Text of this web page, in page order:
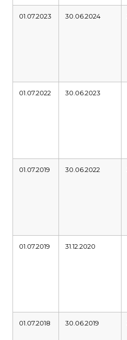
01.07.2023 30.06.2024
01.07.2022 30.06.2023
01.07.2019 30.06.2022
01.07.2019 31.12.2020
01.07.2018 30.06.2019